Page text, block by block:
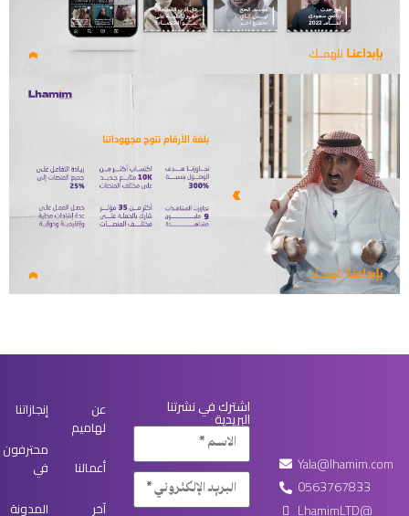
Yala@lhamim.com
0563767833
LhamimLTD@
اشترك في نشرتنا
البريدية
عن
لهاميم
أعمالنا
آخر
إنجازاتنا
محترفون
في
المدونة